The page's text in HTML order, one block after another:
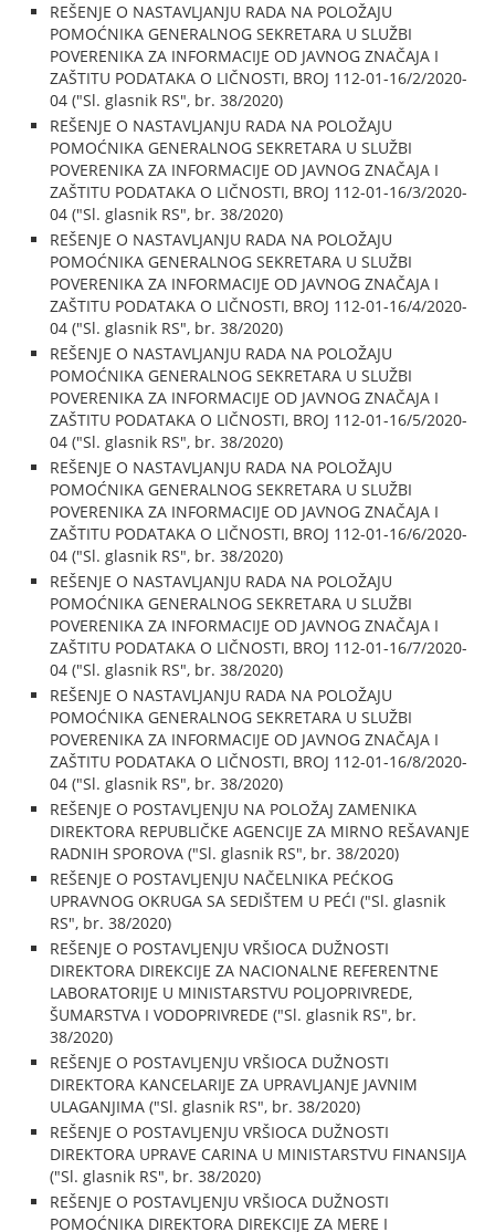
REŠENJE O NASTAVLJANJU RADA NA POLOŽAJU
POMOĆNIKA GENERALNOG SEKRETARA U SLUŽBI
POVERENIKA ZA INFORMACIJE OD JAVNOG ZNAČAJA I
ZAŠTITU PODATAKA O LIČNOSTI, BROJ 112-01-16/2/2020-
04 ("Sl. glasnik RS", br. 38/2020)
REŠENJE O NASTAVLJANJU RADA NA POLOŽAJU
POMOĆNIKA GENERALNOG SEKRETARA U SLUŽBI
POVERENIKA ZA INFORMACIJE OD JAVNOG ZNAČAJA I
ZAŠTITU PODATAKA O LIČNOSTI, BROJ 112-01-16/3/2020-
04 ("Sl. glasnik RS", br. 38/2020)
REŠENJE O NASTAVLJANJU RADA NA POLOŽAJU
POMOĆNIKA GENERALNOG SEKRETARA U SLUŽBI
POVERENIKA ZA INFORMACIJE OD JAVNOG ZNAČAJA I
ZAŠTITU PODATAKA O LIČNOSTI, BROJ 112-01-16/4/2020-
04 ("Sl. glasnik RS", br. 38/2020)
REŠENJE O NASTAVLJANJU RADA NA POLOŽAJU
POMOĆNIKA GENERALNOG SEKRETARA U SLUŽBI
POVERENIKA ZA INFORMACIJE OD JAVNOG ZNAČAJA I
ZAŠTITU PODATAKA O LIČNOSTI, BROJ 112-01-16/5/2020-
04 ("Sl. glasnik RS", br. 38/2020)
REŠENJE O NASTAVLJANJU RADA NA POLOŽAJU
POMOĆNIKA GENERALNOG SEKRETARA U SLUŽBI
POVERENIKA ZA INFORMACIJE OD JAVNOG ZNAČAJA I
ZAŠTITU PODATAKA O LIČNOSTI, BROJ 112-01-16/6/2020-
04 ("Sl. glasnik RS", br. 38/2020)
REŠENJE O NASTAVLJANJU RADA NA POLOŽAJU
POMOĆNIKA GENERALNOG SEKRETARA U SLUŽBI
POVERENIKA ZA INFORMACIJE OD JAVNOG ZNAČAJA I
ZAŠTITU PODATAKA O LIČNOSTI, BROJ 112-01-16/7/2020-
04 ("Sl. glasnik RS", br. 38/2020)
REŠENJE O NASTAVLJANJU RADA NA POLOŽAJU
POMOĆNIKA GENERALNOG SEKRETARA U SLUŽBI
POVERENIKA ZA INFORMACIJE OD JAVNOG ZNAČAJA I
ZAŠTITU PODATAKA O LIČNOSTI, BROJ 112-01-16/8/2020-
04 ("Sl. glasnik RS", br. 38/2020)
REŠENJE O POSTAVLJENJU NA POLOŽAJ ZAMENIKA
DIREKTORA REPUBLIČKE AGENCIJE ZA MIRNO REŠAVANJE
RADNIH SPOROVA ("Sl. glasnik RS", br. 38/2020)
REŠENJE O POSTAVLJENJU NAČELNIKA PEĆKOG
UPRAVNOG OKRUGA SA SEDIŠTEM U PEĆI ("Sl. glasnik
RS", br. 38/2020)
REŠENJE O POSTAVLJENJU VRŠIOCA DUŽNOSTI
DIREKTORA DIREKCIJE ZA NACIONALNE REFERENTNE
LABORATORIJE U MINISTARSTVU POLJOPRIVREDE,
ŠUMARSTVA I VODOPRIVREDE ("Sl. glasnik RS", br.
38/2020)
REŠENJE O POSTAVLJENJU VRŠIOCA DUŽNOSTI
DIREKTORA KANCELARIJE ZA UPRAVLJANJE JAVNIM
ULAGANJIMA ("Sl. glasnik RS", br. 38/2020)
REŠENJE O POSTAVLJENJU VRŠIOCA DUŽNOSTI
DIREKTORA UPRAVE CARINA U MINISTARSTVU FINANSIJA
("Sl. glasnik RS", br. 38/2020)
REŠENJE O POSTAVLJENJU VRŠIOCA DUŽNOSTI
POMOĆNIKA DIREKTORA DIREKCIJE ZA MERE I